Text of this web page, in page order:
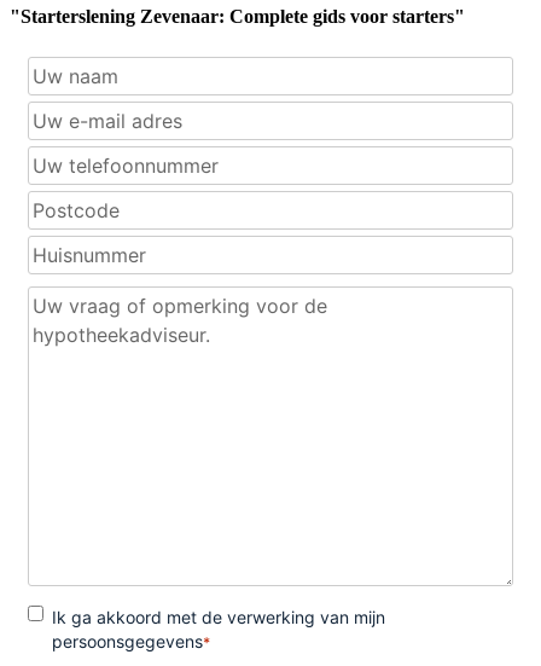
"Starterslening Zevenaar: Complete gids voor starters"